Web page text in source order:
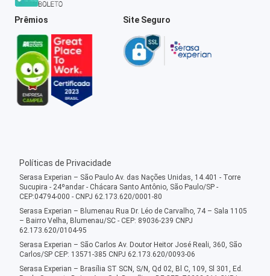
Prêmios Site Seguro
Políticas de Privacidade
Serasa Experian – São Paulo Av. das Nações Unidas, 14.401 - Torre
Sucupira - 24ºandar - Chácara Santo Antônio, São Paulo/SP -
CEP:04794-000 - CNPJ 62.173.620/0001-80
Serasa Experian – Blumenau Rua Dr. Léo de Carvalho, 74 – Sala 1105
– Bairro Velha, Blumenau/SC - CEP: 89036-239 CNPJ
62.173.620/0104-95
Serasa Experian – São Carlos Av. Doutor Heitor José Reali, 360, São
Carlos/SP CEP: 13571-385 CNPJ 62.173.620/0093-06
Serasa Experian – Brasília ST SCN, S/N, Qd 02, Bl C, 109, Sl 301, Ed.